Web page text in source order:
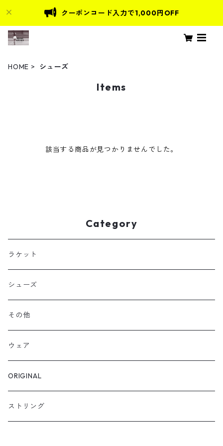
クーポンコード入力で1,000円OFF
HOME シューズ
Items
該当する商品が見つかりませんでした。
Category
ラケット
シューズ
その他
ウェア
ORIGINAL
ストリング